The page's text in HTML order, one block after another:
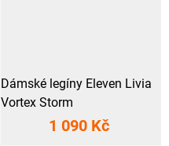
Dámské legíny Eleven Livia
Vortex Storm
1 090 Kč